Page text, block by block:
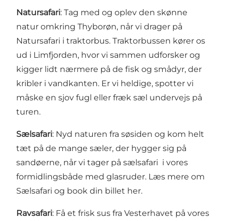
Natursafari: Tag med og oplev den skønne
natur omkring Thyborøn, når vi drager på
Natursafari i traktorbus. Traktorbussen kører os
ud i Limfjorden, hvor vi sammen udforsker og
kigger lidt nærmere på de fisk og smådyr, der
kribler i vandkanten. Er vi heldige, spotter vi
måske en sjov fugl eller fræk sæl undervejs på
turen.
Sælsafari: Nyd naturen fra søsiden og kom helt
tæt på de mange sæler, der hygger sig på
sandøerne, når vi tager på sælsafari i vores
formidlingsbåde med glasruder. Læs mere om
Sælsafari og book din billet her.
Ravsafari: Få et frisk sus fra Vesterhavet på vores